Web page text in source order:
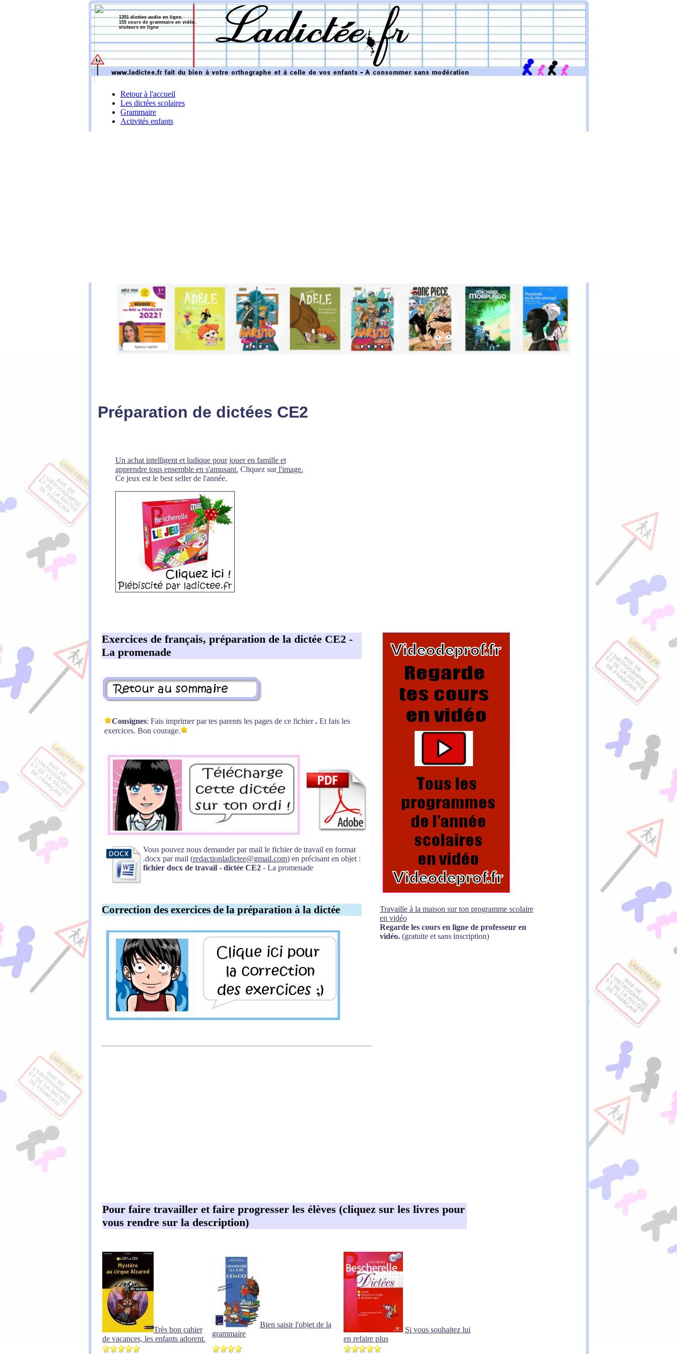
Préparation de dictées CE2
Un achat intelligent et ludique pour jouer en famille et
apprendre tous ensemble en s'amusant. Cliquez surl'image.
Ce jeux est le best seller de l'année.
Exercices de français, préparation de la dictée CE2 -
La promenade
Travaille à la maison sur ton programme scolaire
en vidéo
Regarde les cours en ligne de professeur en
vidéo.(gratuite et sans inscription)
Consignes: Fais imprimer par tes parents les pages de ce fichier.Et fais les
exercices. Bon courage.
Vous pouvez nous demander par mail le fichier de travail en format
.docx par mail (redactionladictee@gmail.com) en précisant en objet :
fichier docx de travail - dictée CE2 - La promenade
Correction des exercices de la préparation à la dictée
Pour faire travailler et faire progresser les élèves (cliquez sur les livres pour
vous rendre sur la description)
Très bon cahier
de vacances, les enfants adorent.
Bien saisir l'objet de la
grammaire
Si vous souhaitez lui
en refaire plus